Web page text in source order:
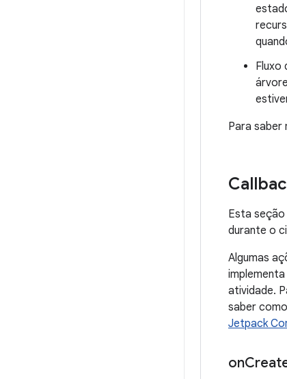
Fluxo
Para saber
Esta
durante o
Algumas
atividade.
saber
Jetpack
on